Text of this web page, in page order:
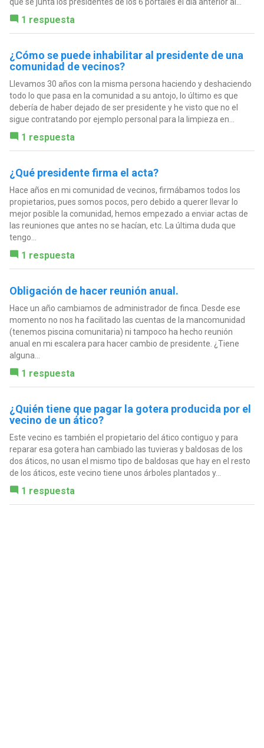
1 respuesta
¿Cómo se puede inhabilitar al presidente de una
comunidad de vecinos?
Llevamos 30 años con la misma persona haciendo y deshaciendo
todo lo que pasa en la comunidad a su antojo, lo último es que
debería de haber dejado de ser presidente y he visto que no el
sigue contratando por ejemplo personal para la limpieza en...
1 respuesta
¿Qué presidente firma el acta?
Hace años en mi comunidad de vecinos, firmábamos todos los
propietarios, pues somos pocos, pero debido a querer llevar lo
mejor posible la comunidad, hemos empezado a enviar actas de
las reuniones que antes no se hacían, etc. La última duda que
tengo...
1 respuesta
Obligación de hacer reunión anual.
Hace un año cambiamos de administrador de finca. Desde ese
momento no nos ha facilitado las cuentas de la mancomunidad
(tenemos piscina comunitaria) ni tampoco ha hecho reunión
anual en mi escalera para hacer cambio de presidente. ¿Tiene
alguna...
1 respuesta
¿Quién tiene que pagar la gotera producida por el
vecino de un ático?
Este vecino es también el propietario del ático contiguo y para
reparar esa gotera han cambiado las tuvieras y baldosas de los
dos áticos, no usan el mismo tipo de baldosas que hay en el resto
de los áticos, este vecino tiene unos árboles plantados y...
1 respuesta